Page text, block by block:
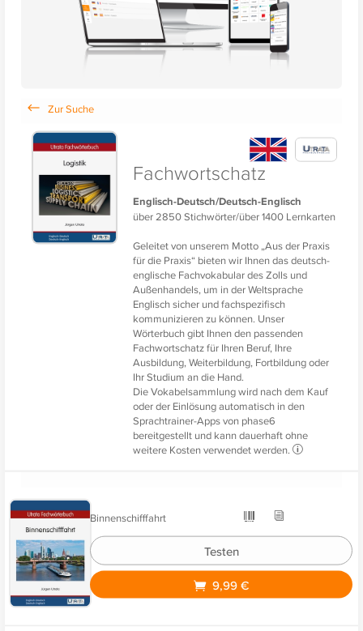
Fachwortschatz
Englisch-Deutsch/Deutsch-Englisch
über 2850 Stichwörter/über 1400 Lernkarten
Geleitet von unserem Motto „Aus der Praxis
für die Praxis“ bieten wir Ihnen das deutsch-
englische Fachvokabular des Zolls und
Außenhandels, um in der Weltsprache
Englisch sicher und fachspezifisch
kommunizieren zu können. Unser
Wörterbuch gibt Ihnen den passenden
Fachwortschatz für Ihren Beruf, Ihre
Ausbildung, Weiterbildung, Fortbildung oder
Ihr Studium an die Hand.
Die Vokabelsammlung wird nach dem Kauf
oder der Einlösung automatisch in den
Sprachtrainer-Apps von phase6
bereitgestellt und kann dauerhaft ohne
weitere Kosten verwendet werden.
Binnenschifffahrt
Testen
9,99 €